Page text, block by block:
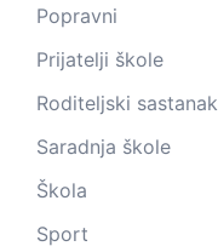
Popravni
Prijatelji škole
Roditeljski sastanak
Saradnja škole
Škola
Sport